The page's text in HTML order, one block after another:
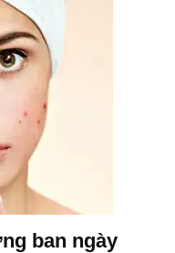
ban ngày